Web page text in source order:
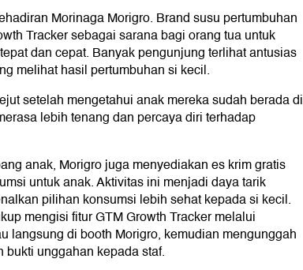
Morinaga Morigro. Brand susu pertumbuhan
Tracker sebagai sarana bagi orang tua untuk
dan cepat. Banyak pengunjung terlihat antusias
melihat hasil pertumbuhan si kecil.
setelah mengetahui anak mereka sudah berada di
lebih tenang dan percaya diri terhadap
anak, Morigro juga menyediakan es krim gratis
untuk anak. Aktivitas ini menjadi daya tarik
pilihan konsumsi lebih sehat kepada si kecil.
mengisi fitur GTM Growth Tracker melalui
langsung di booth Morigro, kemudian mengunggah
unggahan kepada staf.